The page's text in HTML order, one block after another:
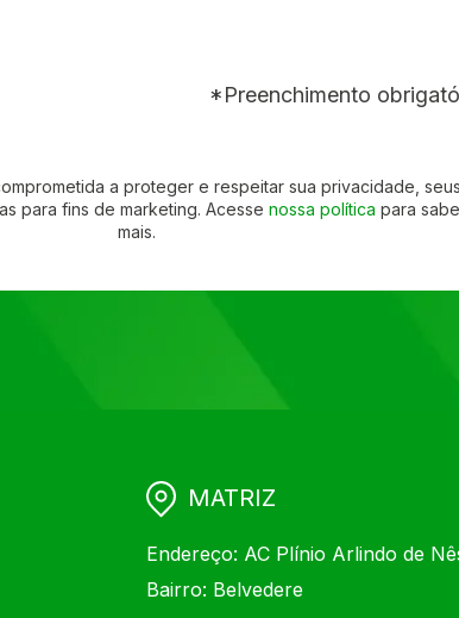
*Preenchimento
a proteger e respeitar sua privacidade, seus
para fins de marketing. Acesse nossa política para
mais.
MATRIZ
Endereço: AC Plínio Arlindo de
Bairro: Belvedere